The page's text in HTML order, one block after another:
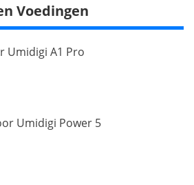
Voedingen
Umidigi A1 Pro
Umidigi Power 5